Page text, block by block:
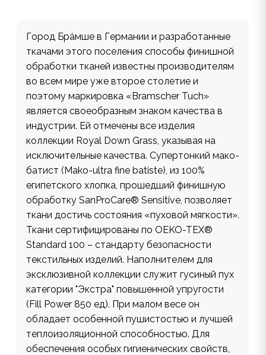
Город Бра́мше в Германии и разработанные
ткачами этого поселения способы финишной
обработки тканей известны производителям
во всем мире уже второе столетие и
поэтому маркировка «Bramscher Tuch»
является своеобразным знаком качества в
индустрии. Ей отмечены все изделия
коллекции Royal Down Grass, указывая на
исключительные качества. Супертонкий мако-
батист (Mako-ultra fine batiste), из 100%
египетского хлопка, прошедший финишную
обработку SanProCare® Sensitive, позволяет
ткани достичь состояния «пуховой мягкости».
Ткани сертифицированы по OEKO-TEX®
Standard 100 – стандарту безопасности
текстильных изделий. Наполнителем для
эксклюзивной коллекции служит гусиный пух
категории "Экстра" повышенной упругости
(Fill Power 850 ед). При малом весе он
обладает особенной пушистостью и лучшей
теплоизоляционной способностью. Для
обеспечения особых гигиенических свойств,